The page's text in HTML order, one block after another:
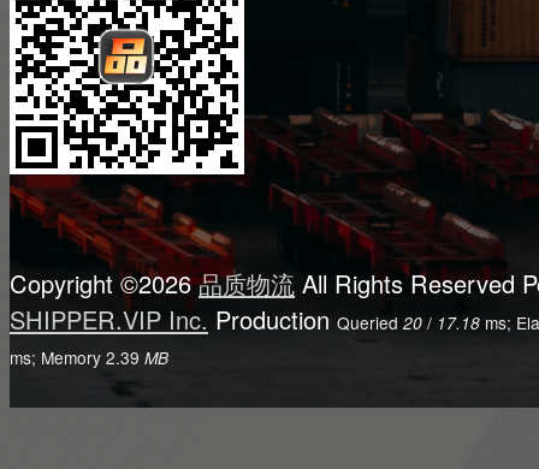
Copyright ©2026品质物流 All Rights Reserved
SHIPPER.VIP Inc. Production Queried20 / 17.18 ms;
ms; Memory 2.39 MB